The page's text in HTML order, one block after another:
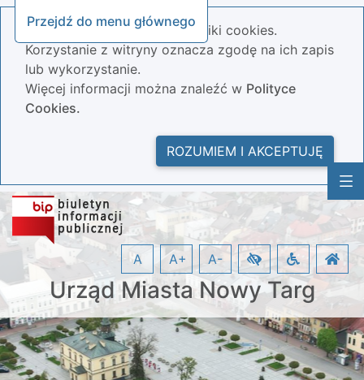
Przejdź do menu głównego
Nasza strona wykorzystuje pliki cookies.
Korzystanie z witryny oznacza zgodę na ich zapis
lub wykorzystanie.
Więcej informacji można znaleźć w Polityce
Cookies.
ROZUMIEM I AKCEPTUJĘ
Urząd Miasta Nowy Targ
A A+ A-